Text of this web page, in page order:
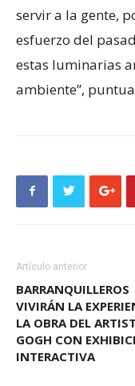
servir a la gente,
esfuerzo del
estas luminarias
ambiente”,
Artículo anterior
BARRANQUILLEROS
VIVIRÁN LA
LA OBRA DEL
GOGH CON
INTERACTIVA